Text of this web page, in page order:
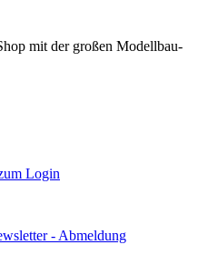
mit der großen Modellbau-
Login
- Abmeldung